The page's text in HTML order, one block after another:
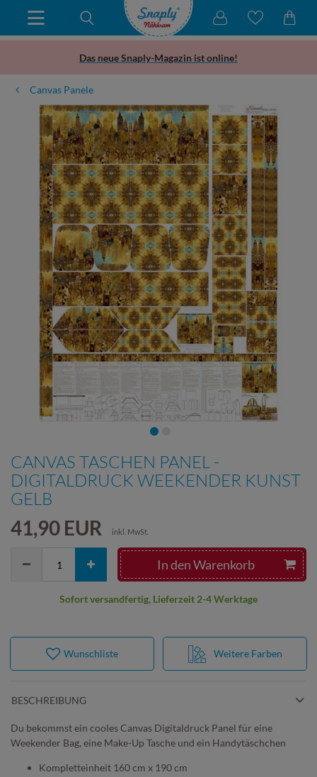
Das neue Snaply-Magazin ist online!
Canvas Panele
CANVAS TASCHEN PANEL -
DIGITALDRUCK WEEKENDER KUNST
GELB
41,90 EUR inkl. MwSt.
In den Warenkorb
Sofort versandfertig, Lieferzeit 2-4 Werktage
Weitere Farben
Wunschliste
BESCHREIBUNG
Du bekommst ein cooles Canvas Digitaldruck Panel für eine
Weekender Bag, eine Make-Up Tasche und ein Handytäschchen
Kompletteinheit 160 cm x 190 cm